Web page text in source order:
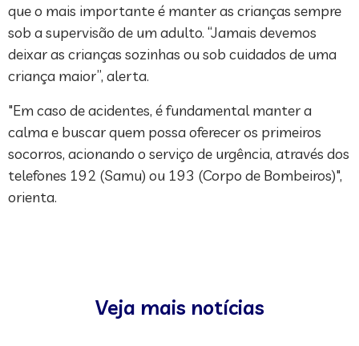
que o mais importante é manter as crianças sempre
sob a supervisão de um adulto. “Jamais devemos
deixar as crianças sozinhas ou sob cuidados de uma
criança maior”, alerta.
"Em caso de acidentes, é fundamental manter a
calma e buscar quem possa oferecer os primeiros
socorros, acionando o serviço de urgência, através dos
telefones 192 (Samu) ou 193 (Corpo de Bombeiros)",
orienta.
Veja mais notícias